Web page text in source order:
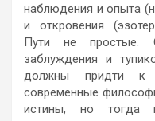
наблюдения и опыта
и откровения
Пути не простые.
заблуждения и
должны придти к
современные
истины, но тогда